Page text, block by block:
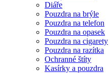
Diáře
Pouzdra na brýle
Pouzdra na telefon
Pouzdra na opasek
Pouzdra na cigarety
Pouzdra na razítka
Ochranné štíty
Kasírky a pouzdra